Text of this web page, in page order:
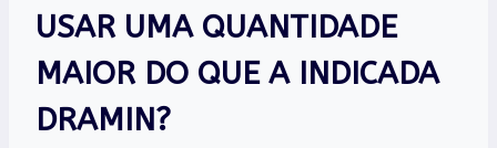
USAR UMA QUANTIDADE
MAIOR DO QUE A INDICADA
DRAMIN?